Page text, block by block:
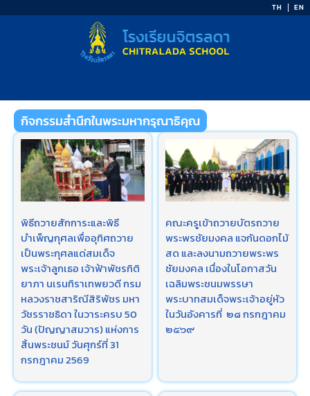
TH EN
กิจกรรมสำนึกในพระมหากรุณาธิคุณ​
พิธีถวายสักการะและพิธี
บำเพ็ญกุศลเพื่ออุทิศถวาย
เป็นพระกุศลแด่สมเด็จ
พระเจ้าลูกเธอ เจ้าฟ้าพัชรกิติ
ยาภา นเรนทิราเทพยวดี กรม
หลวงราชสาริณีสิริพัชร มหา
วัชรราชธิดา ในวาระครบ 50
วัน (ปัญญาสมวาร) แห่งการ
สิ้นพระชนม์ วันศุกร์ที่ 31
กรกฎาคม 2569
คณะครูเข้าถวายบัตรถวาย
พระพรชัยมงคล​ แจกันดอกไม้
สด​ และลงนามถวายพระพร
ชัยมงคล​ เนื่องในโอกาสวัน
เฉลิมพระชนมพรรษา ​
พระบาทสมเด็จพระเจ้าอยู่หัว
ในวันอังคารที่ ๒๘ กรกฎาคม​
๒๕๖๙